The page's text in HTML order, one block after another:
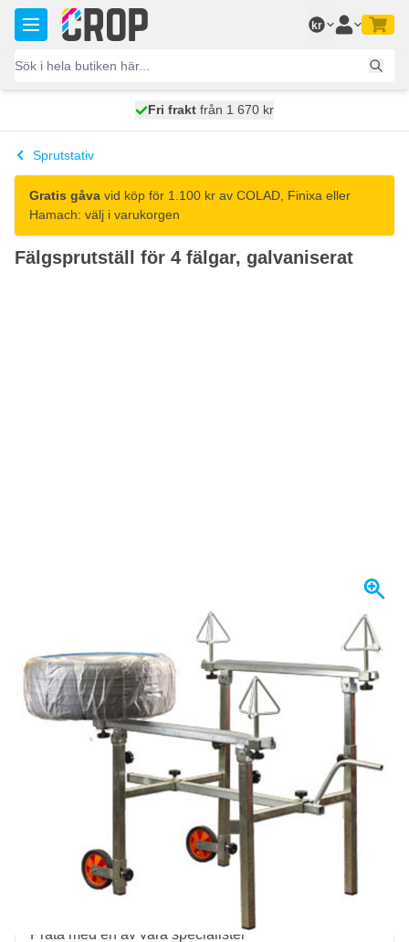
Hoppa till innehållet
kr
skickas idag
Fri frakt från 1 670 kr
100 dagars
Sprutstativ
Gratis gåva vid köp för 1.100 kr av COLAD, Finixa eller
Hamach: välj i varukorgen
Fälgsprutställ för 4 fälgar, galvaniserat
4 322,60kr Inkl. moms
Antal
Lägg till i kundvagn
Beställ före 23:59,skickas idag
från 1 670 kr
retur- och bytesrätt
Kundrecensioner:
(7 078 recensioner)
Fråga om denna produkt?
Prata med en av våra specialister